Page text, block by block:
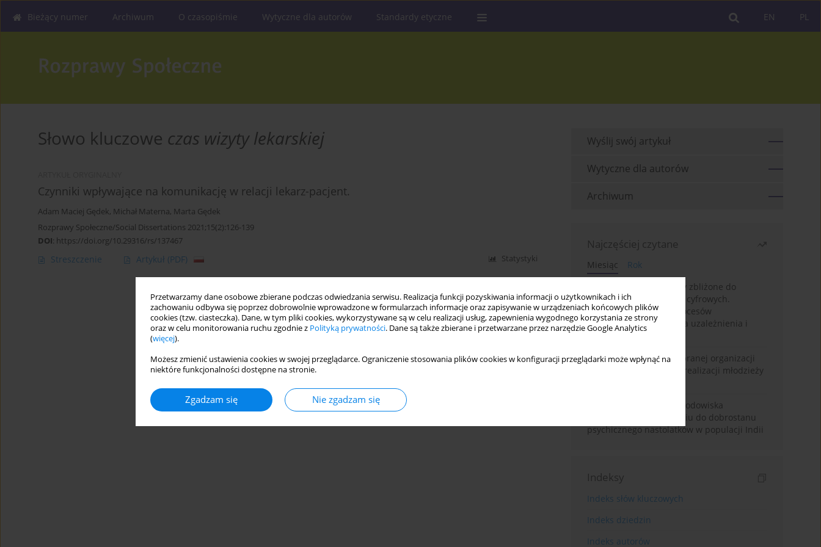
Przetwarzamy dane osobowe zbierane podczas odwiedzania serwisu. Realizacja funkcji pozyskiwania informacji o użytkownikach i ich
zachowaniu odbywa się poprzez dobrowolnie wprowadzone w formularzach informacje oraz zapisywanie w urządzeniach końcowych plików
cookies (tzw. ciasteczka). Dane, w tym pliki cookies, wykorzystywane są w celu realizacji usług, zapewnienia wygodnego korzystania ze strony
oraz w celu monitorowania ruchu zgodnie z Polityką prywatności. Dane są także zbierane i przetwarzane przez narzędzie Google Analytics
(więcej).
Możesz zmienić ustawienia cookies w swojej przeglądarce. Ograniczenie stosowania plików cookies w konfiguracji przeglądarki może wpłynąć na
niektóre funkcjonalności dostępne na stronie.
Zgadzam się Nie zgadzam się
PL
EN
Bieżący numer Archiwum O czasopiśmie Wytyczne dla autorów Standardy etyczne
Słowo kluczowe czas wizyty lekarskiej
Czynniki wpływające na komunikację w relacji lekarz-pacjent.
Adam Maciej Gędek, Michał Materna, Marta Gędek
Rozprawy Społeczne/Social Dissertations 2021;15(2):126-139
DOI: https://doi.org/10.29316/rs/137467
Streszczenie Artykuł (PDF) Statystyki
Wyślij swój artykuł
Wytyczne dla autorów
Archiwum
Najczęściej czytane
Miesiąc
Rok
Loot boxy – mechanizmy zbliżone do
hazardu ukryte w grach cyfrowych.
Narracyjny przegląd procesów
psychologicznych, ryzyka uzależnienia i
regulacji prawnych
Znaczenie wsparcia wybranej organizacji
pozarządowej dla samorealizacji młodzieży
Badanie osobowości i środowiska
rodzinnego w odniesieniu do dobrostanu
psychicznego nastolatków w populacji Indii
Indeksy
Indeks słów kluczowych
Indeks dziedzin
Indeks autorów